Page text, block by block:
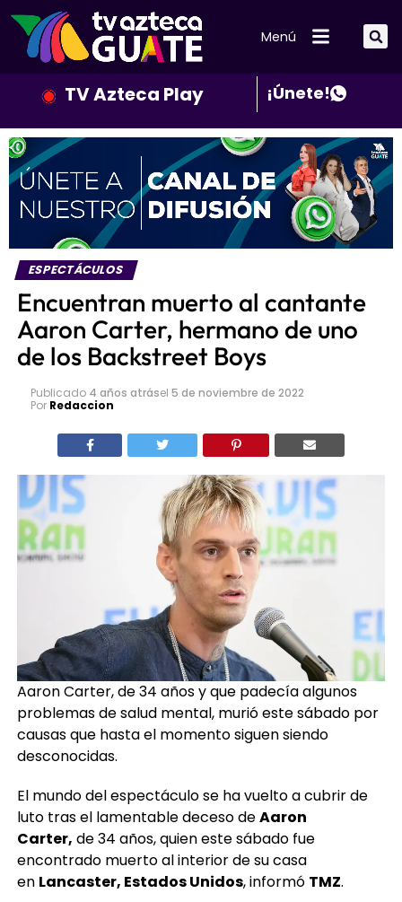
Menú
TV Azteca Play ¡Únete!
ESPECTÁCULOS
Encuentran muerto al cantante
Aaron Carter, hermano de uno
de los Backstreet Boys
Publicado 4 años atrásel 5 de noviembre de 2022
Por Redaccion
Aaron Carter, de 34 años y que padecía algunos
problemas de salud mental, murió este sábado por
causas que hasta el momento siguen siendo
desconocidas.
El mundo del espectáculo se ha vuelto a cubrir de
luto tras el lamentable deceso deAaron
Carter, de 34 años, quien este sábado fue
encontrado muerto al interior de su casa
en Lancaster, Estados Unidos, informó TMZ.